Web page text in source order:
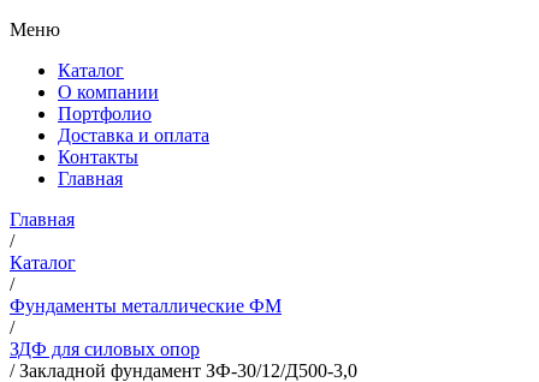
Меню
Каталог
О компании
Портфолио
Доставка и оплата
Контакты
Главная
Главная
/
Каталог
/
Фундаменты металлические ФМ
/
ЗДФ для силовых опор
/Закладной фундамент ЗФ-30/12/Д500-3,0